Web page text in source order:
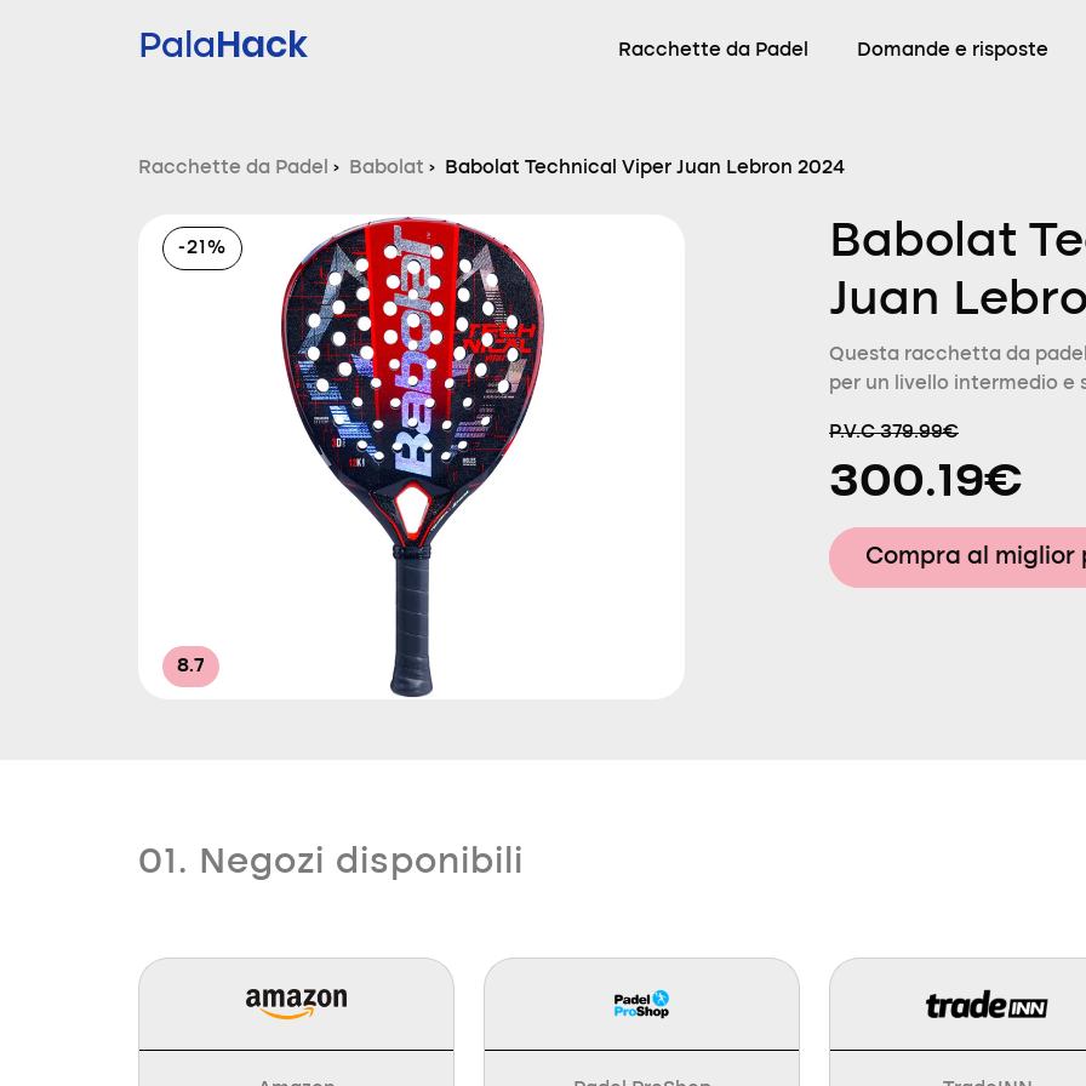
PalaHack Racchette da Padel Domande e risposte
Racchette da Padel › Babolat › Babolat Technical Viper Juan Lebron 2024
-21%
8.7
Babolat
Juan
Questa racchetta da
per un livello intermedio e
P.V.C 379.99€
300.19€
Compra al miglior
01. Negozi disponibili